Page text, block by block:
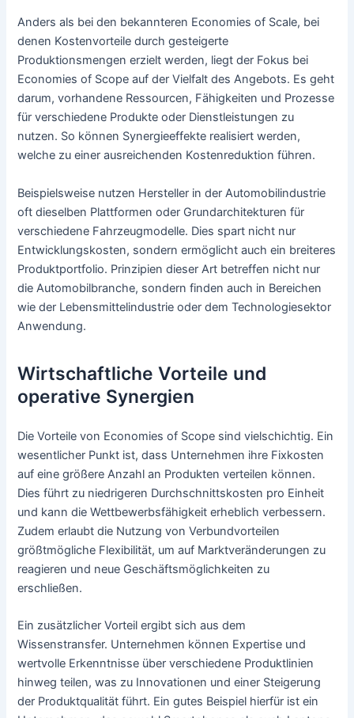
Anders als bei den bekannteren Economies of Scale, bei
denen Kostenvorteile durch gesteigerte
Produktionsmengen erzielt werden, liegt der Fokus bei
Economies of Scope auf der Vielfalt des Angebots. Es geht
darum, vorhandene Ressourcen, Fähigkeiten und Prozesse
für verschiedene Produkte oder Dienstleistungen zu
nutzen. So können Synergieeffekte realisiert werden,
welche zu einer ausreichenden Kostenreduktion führen.
Beispielsweise nutzen Hersteller in der Automobilindustrie
oft dieselben Plattformen oder Grundarchitekturen für
verschiedene Fahrzeugmodelle. Dies spart nicht nur
Entwicklungskosten, sondern ermöglicht auch ein breiteres
Produktportfolio. Prinzipien dieser Art betreffen nicht nur
die Automobilbranche, sondern finden auch in Bereichen
wie der Lebensmittelindustrie oder dem Technologiesektor
Anwendung.
Wirtschaftliche Vorteile und
operative Synergien
Die Vorteile von Economies of Scope sind vielschichtig. Ein
wesentlicher Punkt ist, dass Unternehmen ihre Fixkosten
auf eine größere Anzahl an Produkten verteilen können.
Dies führt zu niedrigeren Durchschnittskosten pro Einheit
und kann die Wettbewerbsfähigkeit erheblich verbessern.
Zudem erlaubt die Nutzung von Verbundvorteilen
größtmögliche Flexibilität, um auf Marktveränderungen zu
reagieren und neue Geschäftsmöglichkeiten zu
erschließen.
Ein zusätzlicher Vorteil ergibt sich aus dem
Wissenstransfer. Unternehmen können Expertise und
wertvolle Erkenntnisse über verschiedene Produktlinien
hinweg teilen, was zu Innovationen und einer Steigerung
der Produktqualität führt. Ein gutes Beispiel hierfür ist ein